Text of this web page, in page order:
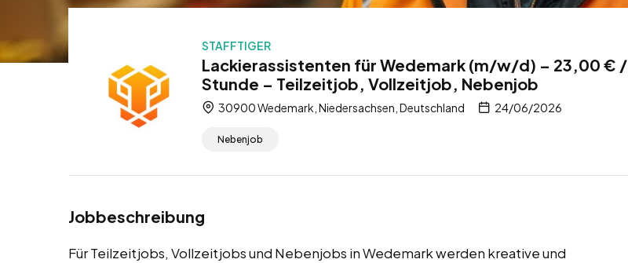
STAFFTIGER
Lackierassistenten für Wedemark (m/w/d) – 23,00 € /
Stunde – Teilzeitjob, Vollzeitjob, Nebenjob
30900 Wedemark, Niedersachsen, Deutschland 24/06/2026
Nebenjob
Jobbeschreibung
Für Teilzeitjobs, Vollzeitjobs und Nebenjobs in Wedemark werden kreative und